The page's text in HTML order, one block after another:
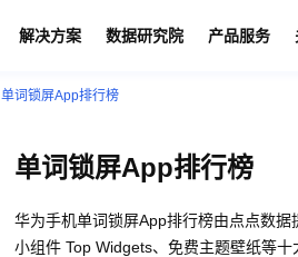
解决方案 数据研究院 产品服务
单词锁屏App排行榜
单词锁屏App排行榜
华为手机单词锁屏App排行榜由点点数
小组件 Top Widgets、免费主题壁纸等